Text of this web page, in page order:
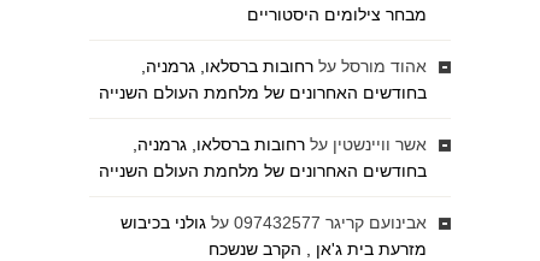
מבחר צילומים היסטוריים
אהוד מורסל על רחובות ברסלאו, גרמניה,
בחודשים האחרונים של מלחמת העולם השנייה
אשר וויינשטין על רחובות ברסלאו, גרמניה,
בחודשים האחרונים של מלחמת העולם השנייה
אבינועם קריגר 097432577 על גולני בכיבוש
מזרעת בית ג'אן , הקרב שנשכח